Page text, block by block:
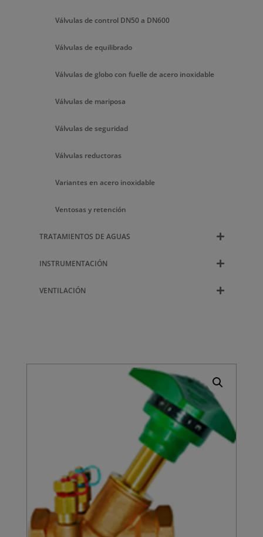
Válvulas de control DN50 a DN600
Válvulas de equilibrado
Válvulas de globo con fuelle de acero inoxidable
Válvulas de mariposa
Válvulas de seguridad
Válvulas reductoras
Variantes en acero inoxidable
Ventosas y retención
TRATAMIENTOS DE AGUAS
INSTRUMENTACIÓN
VENTILACIÓN